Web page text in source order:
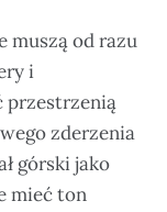
muszą od razu
i
przestrzenią
zderzenia
górski jako
mieć ton